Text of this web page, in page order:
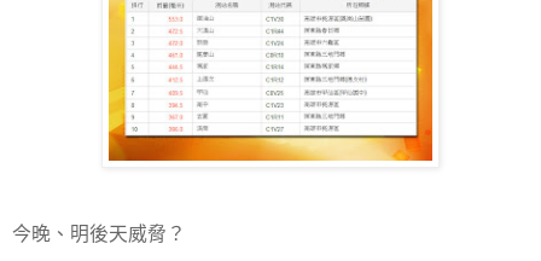
今晚、明後天威脅？